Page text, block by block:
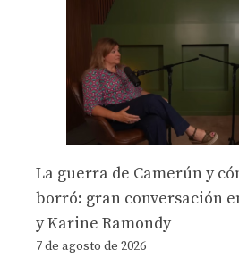
La guerra de Camerún y
borró: gran conversación
y Karine Ramondy
7 de agosto de 2026